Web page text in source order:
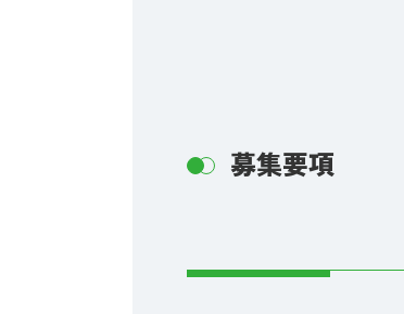
募集要項